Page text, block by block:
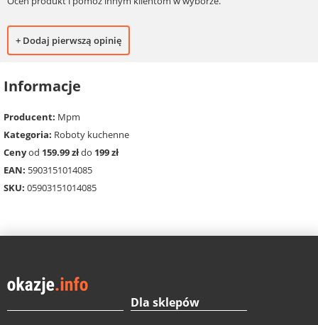
+ Dodaj pierwszą opinię
Informacje
Producent: Mpm
Kategoria: Roboty kuchenne
Cenyod 159.99 złdo 199 zł
EAN: 5903151014085
SKU: 05903151014085
Dla sklepów